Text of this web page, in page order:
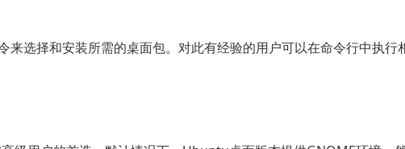
选择和安装所需的桌面包。对此有经验的用户可以在命令行中执行